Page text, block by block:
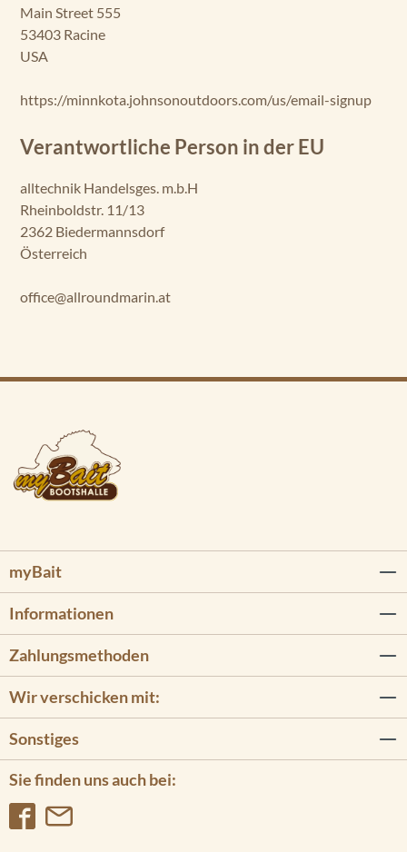
Main Street 555
53403 Racine
USA
https://minnkota.johnsonoutdoors.com/us/email-signup
Verantwortliche Person in der EU
alltechnik Handelsges. m.b.H
Rheinboldstr. 11/13
2362 Biedermannsdorf
Österreich
office@allroundmarin.at
myBait
Informationen
Sie finden uns auch bei:
Zahlungsmethoden
Wir verschicken mit:
Sonstiges